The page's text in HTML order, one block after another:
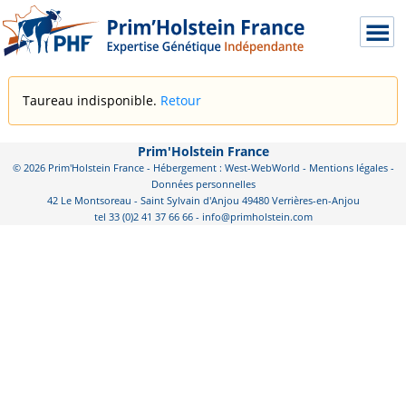
Taureau indisponible. Retour
Prim'Holstein France
© 2026 Prim'Holstein France - Hébergement : West-WebWorld - Mentions légales-
Données personnelles
42 Le Montsoreau - Saint Sylvain d'Anjou 49480 Verrières-en-Anjou
tel 33 (0)2 41 37 66 66 - info@primholstein.com